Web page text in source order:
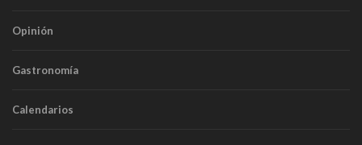
Opinión
Gastronomía
Calendarios